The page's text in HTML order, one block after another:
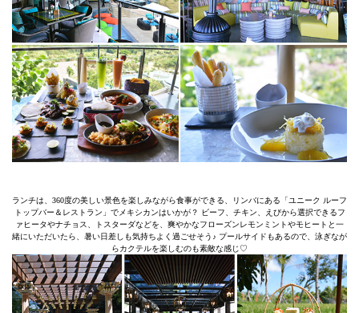
ランチは、360度の美しい景色を楽しみながら食事ができる、リンバにある「ユニーク ルーフ
トップバー＆レストラン」でメキシカンはいかが？ ビーフ、チキン、えびから選択できるフ
ァヒータやナチョス、トスターダなどを、爽やかなフローズンレモンミントやモヒートと一
緒にいただいたら、暑い日差しも気持ちよく過ごせそう♪ プールサイドもあるので、泳ぎなが
らカクテルを楽しむのも素敵な感じ♡